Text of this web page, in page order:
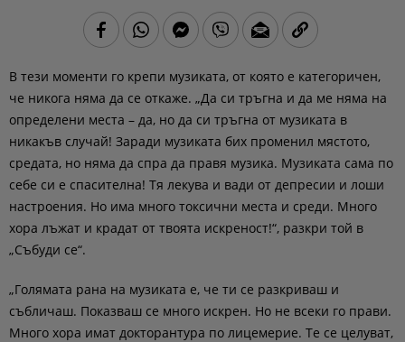
В тези моменти го крепи музиката, от която е категоричен,
че никога няма да се откаже. „Да си тръгна и да ме няма на
определени места – да, но да си тръгна от музиката в
никакъв случай! Заради музиката бих променил мястото,
средата, но няма да спра да правя музика. Музиката сама по
себе си е спасителна! Тя лекува и вади от депресии и лоши
настроения. Но има много токсични места и среди. Много
хора лъжат и крадат от твоята искреност!“, разкри той в
„Събуди се“.
„Голямата рана на музиката е, че ти се разкриваш и
събличаш. Показваш се много искрен. Но не всеки го прави.
Много хора имат докторантура по лицемерие. Те се целуват,